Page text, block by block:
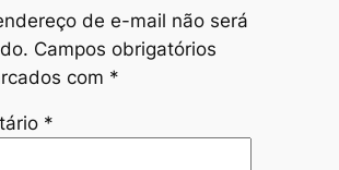
de e-mail não será
Campos obrigatórios
com *
*